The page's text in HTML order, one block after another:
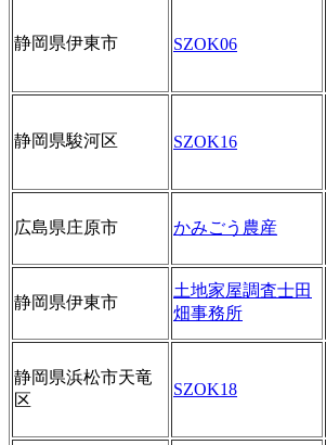
静岡県伊東市 SZOK06
静岡県駿河区 SZOK16
広島県庄原市 かみごう農産
静岡県伊東市
土地家屋調査士田
畑事務所
静岡県浜松市天竜
区
SZOK18